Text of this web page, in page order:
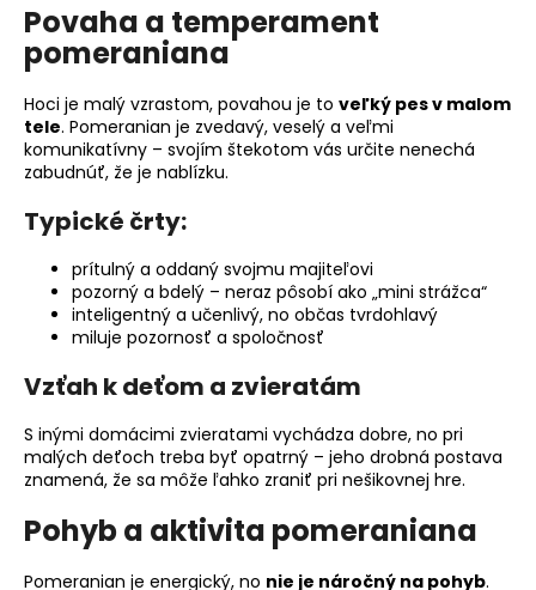
Povaha a temperament
pomeraniana
Hoci je malý vzrastom, povahou je to veľký pes v malom
tele. Pomeranian je zvedavý, veselý a veľmi
komunikatívny – svojím štekotom vás určite nenechá
zabudnúť, že je nablízku.
Typické črty:
prítulný a oddaný svojmu majiteľovi
pozorný a bdelý – neraz pôsobí ako „mini strážca“
inteligentný a učenlivý, no občas tvrdohlavý
miluje pozornosť a spoločnosť
Vzťah k deťom a zvieratám
S inými domácimi zvieratami vychádza dobre, no pri
malých deťoch treba byť opatrný – jeho drobná postava
znamená, že sa môže ľahko zraniť pri nešikovnej hre.
Pohyb a aktivita pomeraniana
Pomeranian je energický, no nie je náročný na pohyb.